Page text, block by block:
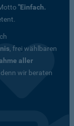
"Einfach.
, frei wählbaren
aller
wir beraten